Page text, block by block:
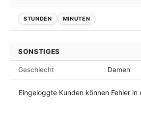
STUNDEN MINUTEN
SONSTIGES
Geschlecht Damen
Eingeloggte Kunden können Fehler